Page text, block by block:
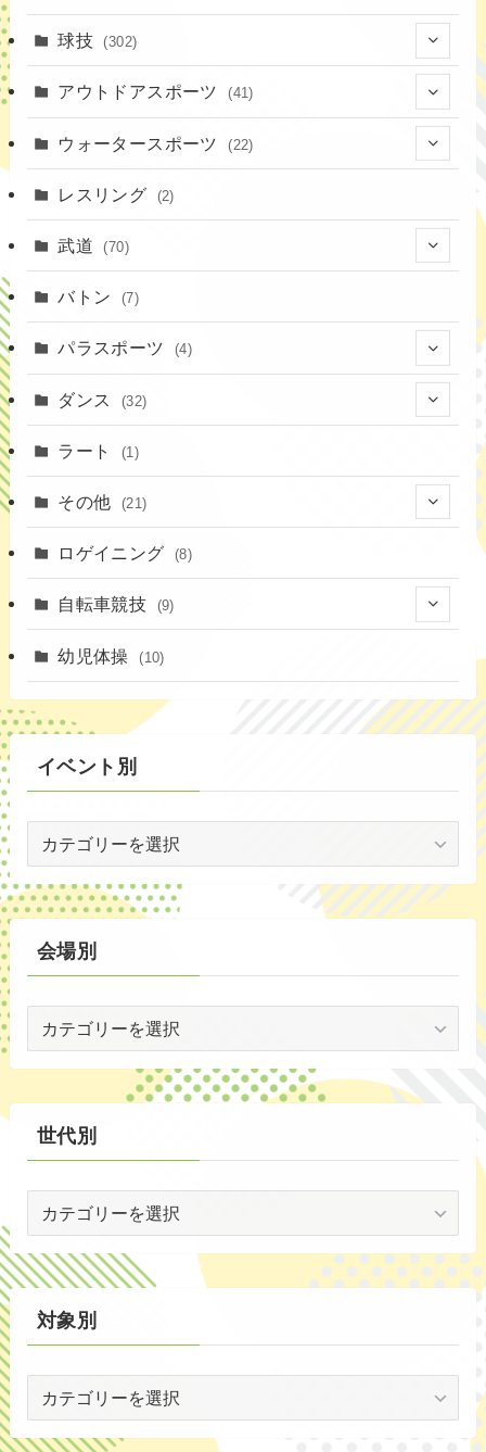
(37)
(18)
球技 (302)
(20)
(19)
(16)
(12)
(3)
(14)
(4)
(54)
(59)
(1)
(5)
(35)
アウトドアスポーツ (41)
(4)
(8)
ウォータースポーツ (22)
(7)
(15)
レスリング (2)
武道 (70)
(9)
(16)
バトン (7)
パラスポーツ (4)
ダンス (32)
(3)
(2)
ラート (1)
その他 (21)
(4)
ロゲイニング (8)
自転車競技 (9)
幼児体操 (10)
イベント別
ン
ト
別
会場別
別
世代別
別
対象別
別